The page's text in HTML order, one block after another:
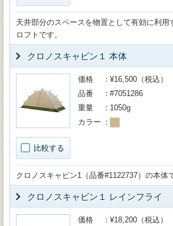
天井部分のスペースを物置として有効に利用
ロフトです。
クロノスキャビン１ 本体
比較する
価格
¥16,500（税込）
品番
#7051286
重量
1050g
カラー
クロノスキャビン1（品番#1122737）の本体
クロノスキャビン１ レインフライ
価格
¥18,200（税込）